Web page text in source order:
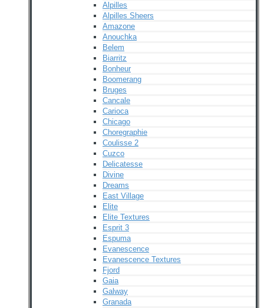
Alpilles
Alpilles Sheers
Amazone
Anouchka
Belem
Biarritz
Bonheur
Boomerang
Bruges
Cancale
Carioca
Chicago
Choregraphie
Coulisse 2
Cuzco
Delicatesse
Divine
Dreams
East Village
Elite
Elite Textures
Esprit 3
Espuma
Evanescence
Evanescence Textures
Fjord
Gaia
Galway
Granada